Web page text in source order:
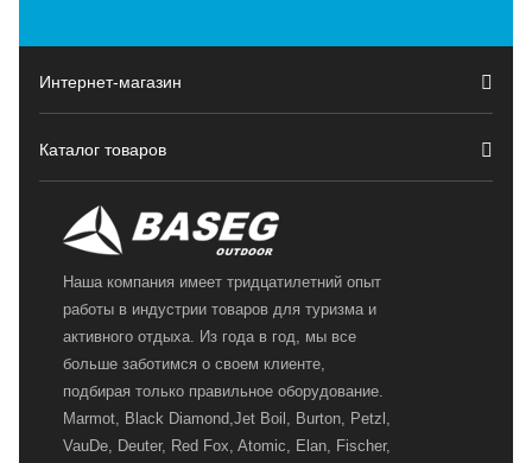
Интернет-магазин
Каталог товаров
Наша компания имеет тридцатилетний опыт
работы в индустрии товаров для туризма и
активного отдыха. Из года в год, мы все
больше заботимся о своем клиенте,
подбирая только правильное оборудование.
Marmot, Black Diamond,Jet Boil, Burton, Petzl,
VauDe, Deuter, Red Fox, Atomic, Elan, Fischer,